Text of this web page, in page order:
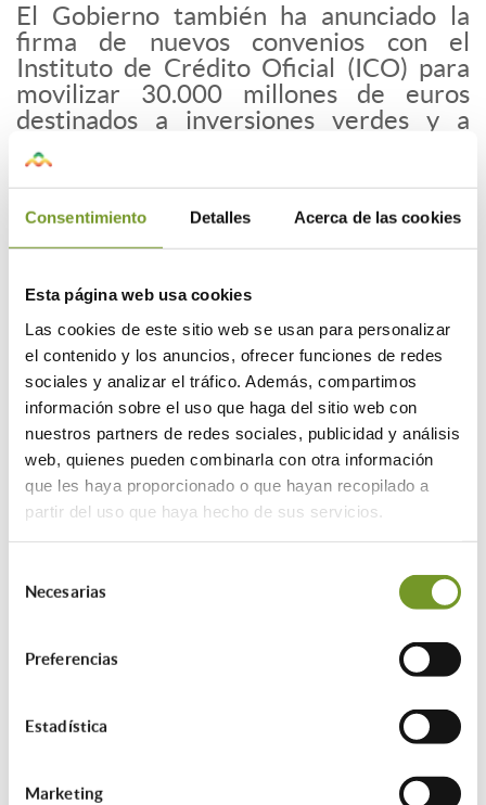
Consentimiento Detalles Acerca de las cookies
Esta página web usa cookies
Las cookies de este sitio web se usan para personalizar
el contenido y los anuncios, ofrecer funciones de redes
sociales y analizar el tráfico. Además, compartimos
información sobre el uso que haga del sitio web con
nuestros partners de redes sociales, publicidad y análisis
web, quienes pueden combinarla con otra información
que les haya proporcionado o que hayan recopilado a
partir del uso que haya hecho de sus servicios.
Necesarias
Preferencias
Estadística
Marketing
El Gobierno también ha anunciado la
firma de nuevos convenios con el
Instituto de Crédito Oficial (ICO) para
movilizar 30.000 millones de euros
destinados a inversiones verdes y a
apoyar a pymes y microempresas. Estas
inversiones se canalizarán mediante dos
líneas específicas:ICO Verde, con
22.000 millones de euros para fomentar
créditos en proyectos de transición
eficiencia energética, movilidad
sostenible y economía circular; y la
líneaICO Empresas y Emprendedores,
que destinará más de 8.000 millones de
euros al fortalecimiento del tejido
empresarial.
Las entidades financieras
desempeñarán un papel crucial en este
proceso, gestionando aproximadamente
que,
sumando estos 30.000 millones a
los 20.000 millones del Fondo de
Europeo de Inversiones, se alcanza un
total de 50.000 millones de euros
destinados a impulsar sectores
estratégicos de la economía española.